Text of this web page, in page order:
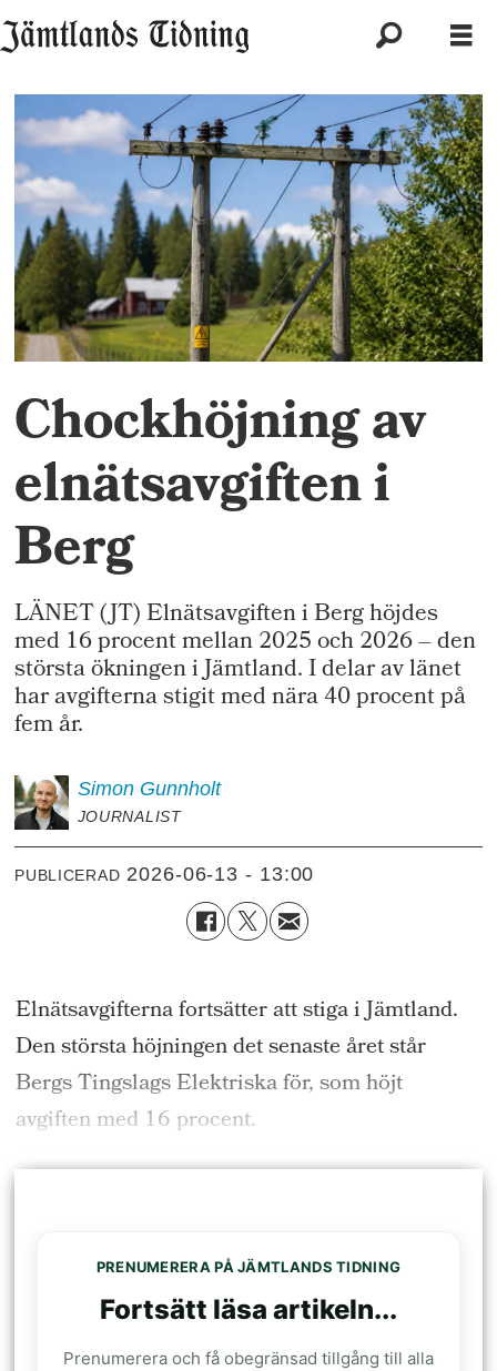
Chockhöjning av
elnätsavgiften i
Berg
LÄNET (JT) Elnätsavgiften i Berg höjdes
med 16 procent mellan 2025 och 2026 – den
största ökningen i Jämtland. I delar av länet
har avgifterna stigit med nära 40 procent på
fem år.
Simon Gunnholt
JOURNALIST
PUBLICERAD 2026-06-13 - 13:00
Elnätsavgifterna fortsätter att stiga i Jämtland.
Den största höjningen det senaste året står
Bergs Tingslags Elektriska för, som höjt
avgiften med 16 procent.
PRENUMERERA PÅ JÄMTLANDS TIDNING
Fortsätt läsa artikeln...
Prenumerera och få obegränsad tillgång till alla